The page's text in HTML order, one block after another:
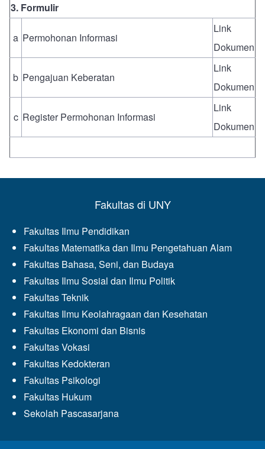
3. Formulir
a Permohonan Informasi
Link
Dokumen
b Pengajuan Keberatan
Link
Dokumen
c Register Permohonan Informasi
Link
Dokumen
Fakultas di UNY
Fakultas Ilmu Pendidikan
Fakultas Matematika dan Ilmu Pengetahuan Alam
Fakultas Bahasa, Seni, dan Budaya
Fakultas Ilmu Sosial dan Ilmu Politik
Fakultas Teknik
Fakultas Ilmu Keolahragaan dan Kesehatan
Fakultas Ekonomi dan Bisnis
Fakultas Vokasi
Fakultas Kedokteran
Fakultas Psikologi
Fakultas Hukum
Sekolah Pascasarjana